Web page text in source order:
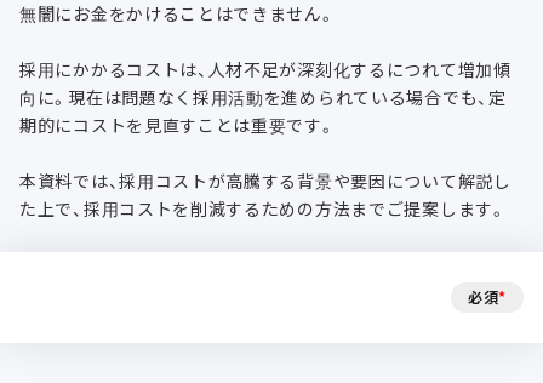
無闇にお金をかけることはできません。
採用にかかるコストは、人材不足が深刻化するにつれて増加傾
向に。現在は問題なく採用活動を進められている場合でも、定
期的にコストを見直すことは重要です。
本資料では、採用コストが高騰する背景や要因について解説し
た上で、採用コストを削減するための方法までご提案します。
必須*